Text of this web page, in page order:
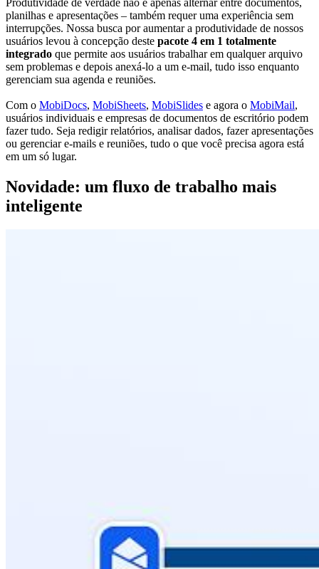
planilhas e apresentações – também requer uma experiência sem
interrupções. Nossa busca por aumentar a produtividade de nossos
usuários levou à concepção deste pacote 4 em 1 totalmente
integrado que permite aos usuários trabalhar em qualquer arquivo
sem problemas e depois anexá-lo a um e-mail, tudo isso enquanto
gerenciam sua agenda e reuniões.
Com o MobiDocs, MobiSheets, MobiSlides e agora o MobiMail,
usuários individuais e empresas de documentos de escritório podem
fazer tudo. Seja redigir relatórios, analisar dados, fazer apresentações
ou gerenciar e-mails e reuniões, tudo o que você precisa agora está
em um só lugar.
Novidade: um fluxo de trabalho mais
inteligente